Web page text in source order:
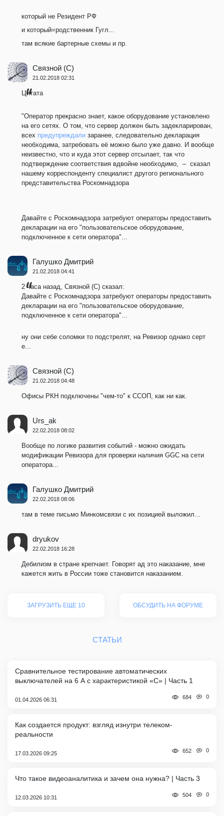
который не Резидент РФ
и который=родственник Гугл...
там всякие бартерные схемы и пр.
Связной (С)
21.02.2018 02:31
Цитата
"Оператор прекрасно знает, какое оборудование установлено
на его сетях. О том, что сервер должен быть задекларирован,
всех предупреждали заранее, следовательно декларация
необходима, затребовать её можно было уже давно. И вообще
неизвестно, что и куда этот сервер отсылает, так что
подтверждение соответствия вдвойне необходимо, – сказал
нашему корреспонденту специалист другого регионального
представительства Роскомнадзора
Давайте с Роскомнадзора затребуют операторы предоставить
декларации на его "пользовательское оборудование,
подключенное к сети оператора"...
Галушко Дмитрий
21.02.2018 04:41
2 часа назад, Связной (С) сказал:
Давайте с Роскомнадзора затребуют операторы предоставить
декларации на его "пользовательское оборудование,
подключенное к сети оператора"...
ну они себе соломки то подстрелят, на Ревизор однако серт
е...
Связной (С)
21.02.2018 04:48
Офисы РКН подключены "чем-то" к ССОП, как ни как.
Urs_ak
22.02.2018 08:02
Вообще по логике развития событий - можно ожидать
модификации Ревизора для проверки наличия GGC на сети
оператора...
Галушко Дмитрий
22.02.2018 08:06
там в теме письмо Минкомсвязи с их позицией выложил...
dryukov
22.02.2018 16:28
Дебилизм в стране крепчает. Говорят ад это наказание, мне
кажется жить в России тоже становится наказанием.
ЗАГРУЗИТЬ ЕЩЕ 10 ОБСУДИТЬ НА ФОРУМЕ
СТАТЬИ
Сравнительное тестирование автоматических
выключателей на 6 А с характеристикой «C» | Часть 1
01.04.2026 06:31 684 0
Как создается продукт: взгляд изнутри телеком-
реальности
17.03.2026 09:25 652 0
Что такое видеоаналитика и зачем она нужна? | Часть 3
12.03.2026 10:31 504 0